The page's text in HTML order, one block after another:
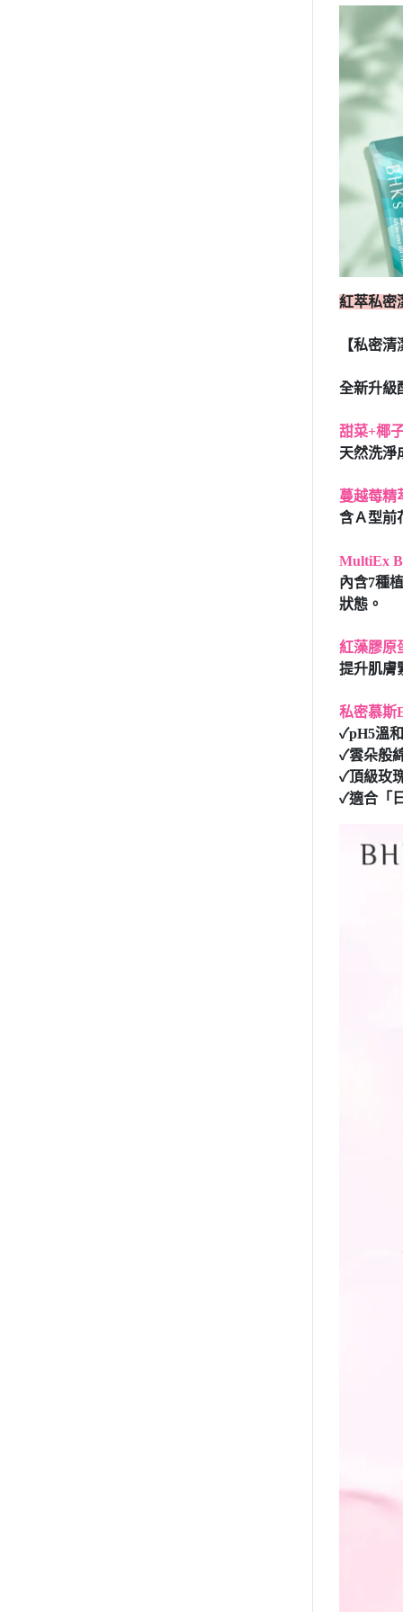
紅萃私密
【私密
全新升級
甜菜+椰
天然洗淨
蔓越莓精
含Ａ型前
MultiEx
內含7種
狀態。
紅藻膠原
提升肌膚
私密慕斯
✓pH5溫
✓雲朵般
✓頂級玫
✓適合「